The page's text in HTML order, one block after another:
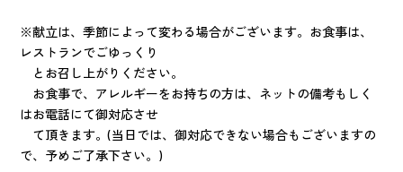
※献立は、季節によって変わる場合がございます。お食事は、
レストランでごゆっくり
とお召し上がりください。
お食事で、アレルギーをお持ちの方は、ネットの備考もしく
はお電話にて御対応させ
て頂きます。(当日では、御対応できない場合もございますの
で、予めご了承下さい。)